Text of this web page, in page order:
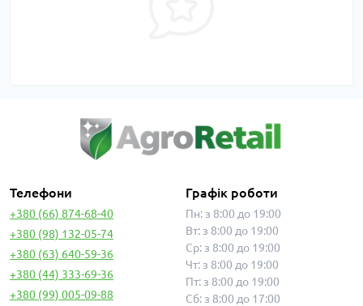
Телефони
+380 (66) 874-68-40
+380 (98) 132-05-74
+380 (63) 640-59-36
+380 (44) 333-69-36
+380 (99) 005-09-88
Графік роботи
Пн: з 8:00 до 19:00
Вт: з 8:00 до 19:00
Ср: з 8:00 до 19:00
Чт: з 8:00 до 19:00
Пт: з 8:00 до 19:00
Сб: з 8:00 до 17:00